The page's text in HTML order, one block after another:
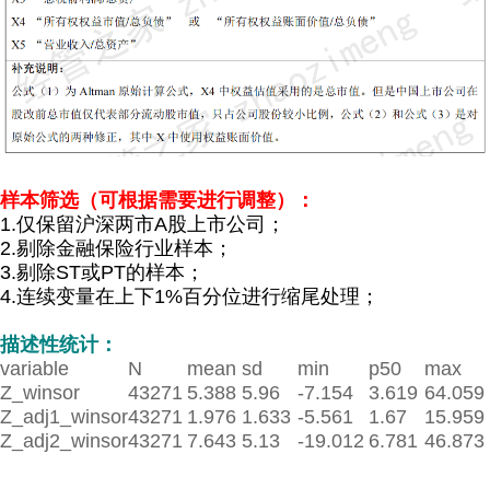
样本筛选（可根据需要进行调整）：
1.仅保留沪深两市A股上市公司；
2.剔除金融保险行业样本；
3.剔除ST或PT的样本；
4.连续变量在上下1%百分位进行缩尾处理；
描述性统计：
variable
N mean sd min p50
max
Z_winsor
43271 5.388 5.96 -7.154 3.619 64.059
Z_adj1_winsor43271 1.976 1.633 -5.561 1.67
15.959
Z_adj2_winsor43271 7.643 5.13 -19.012 6.781 46.873